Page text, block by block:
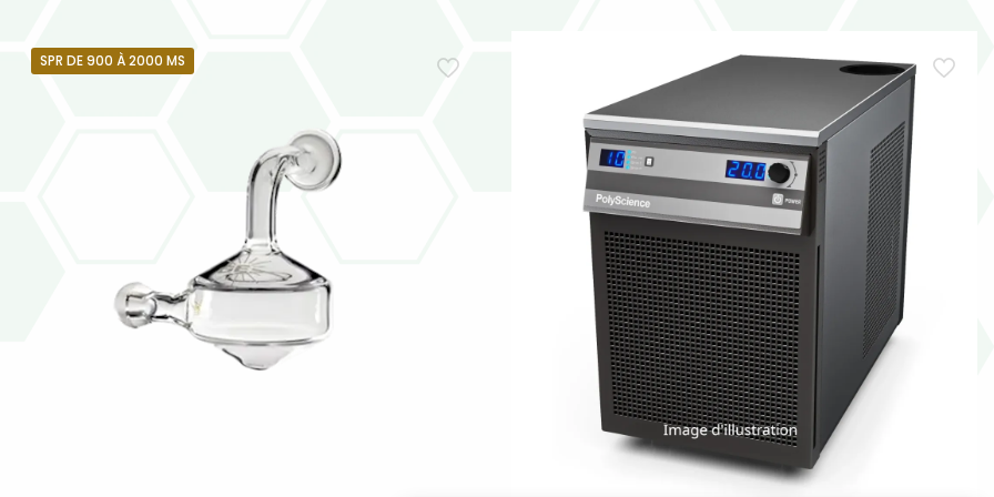
SPR DE 900 À 2000 MS